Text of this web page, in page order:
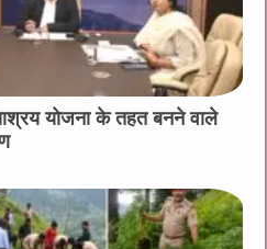
योजना के तहत बनने वाले